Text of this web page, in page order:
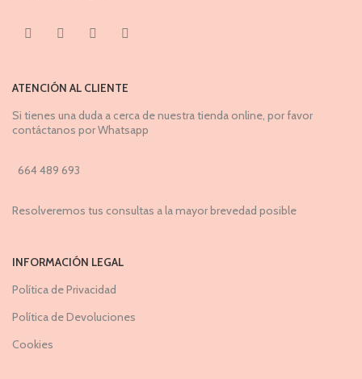
ATENCIÓN AL CLIENTE
Si tienes una duda a cerca de nuestra tienda online, por favor
contáctanos por Whatsapp
664 489 693
Resolveremos tus consultas a la mayor brevedad posible
INFORMACIÓN LEGAL
Política de Privacidad
Política de Devoluciones
Cookies